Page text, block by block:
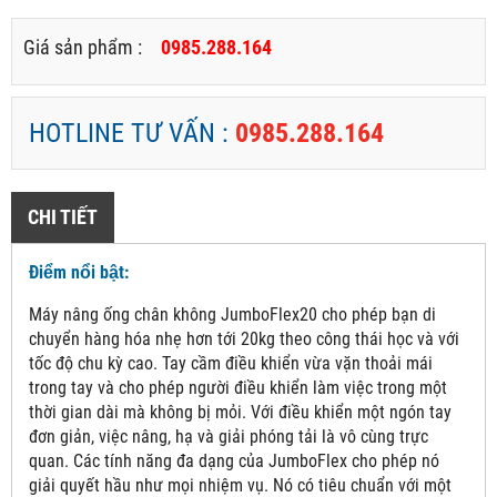
Giá sản phẩm : 0985.288.164
HOTLINE TƯ VẤN : 0985.288.164
CHI TIẾT
Điểm nổi bật:
Máy nâng ống chân không JumboFlex20 cho phép bạn di
chuyển hàng hóa nhẹ hơn tới 20kg theo công thái học và với
tốc độ chu kỳ cao. Tay cầm điều khiển vừa vặn thoải mái
trong tay và cho phép người điều khiển làm việc trong một
thời gian dài mà không bị mỏi. Với điều khiển một ngón tay
đơn giản, việc nâng, hạ và giải phóng tải là vô cùng trực
quan. Các tính năng đa dạng của JumboFlex cho phép nó
giải quyết hầu như mọi nhiệm vụ. Nó có tiêu chuẩn với một